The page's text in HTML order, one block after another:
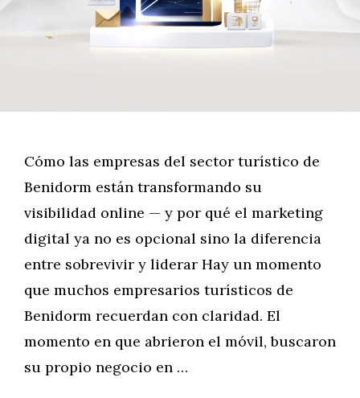
Cómo las empresas del sector turístico de
Benidorm están transformando su
visibilidad online — y por qué el marketing
digital ya no es opcional sino la diferencia
entre sobrevivir y liderar Hay un momento
que muchos empresarios turísticos de
Benidorm recuerdan con claridad. El
momento en que abrieron el móvil, buscaron
su propio negocio en …